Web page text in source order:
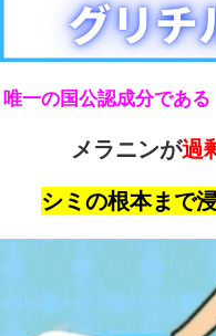
唯一の国公認成分であ
メラニンが過
シミの根本まで